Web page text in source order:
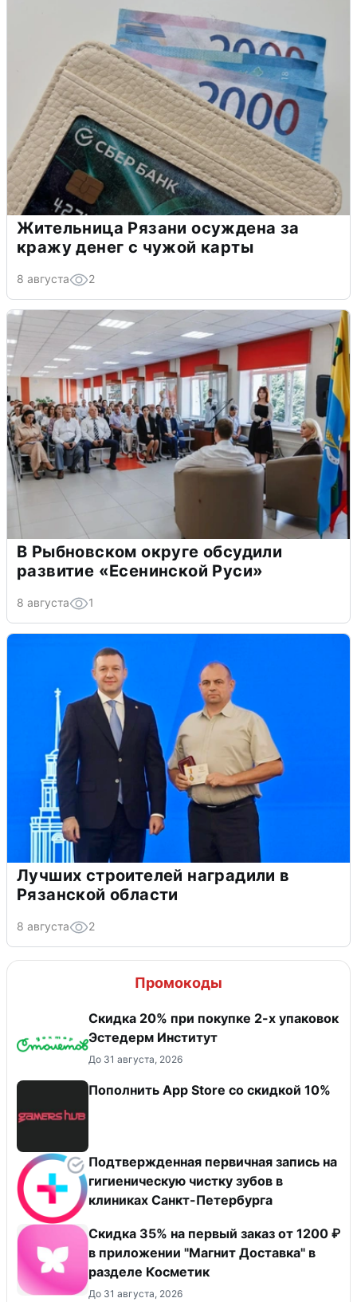
Жительница Рязани осуждена за
кражу денег с чужой карты
8 августа 2
В Рыбновском округе обсудили
развитие «Есенинской Руси»
8 августа 1
Лучших строителей наградили в
Рязанской области
8 августа 2
Промокоды
Скидка 20% при покупке 2-х упаковок
Эстедерм Институт
До 31 августа, 2026
Пополнить App Store со скидкой 10%
Подтвержденная первичная запись на
гигиеническую чистку зубов в
клиниках Санкт-Петербурга
​Скидка 35% на первый заказ от 1200 ₽
в приложении "Магнит Доставка"​ в
разделе Косметик
До 31 августа, 2026